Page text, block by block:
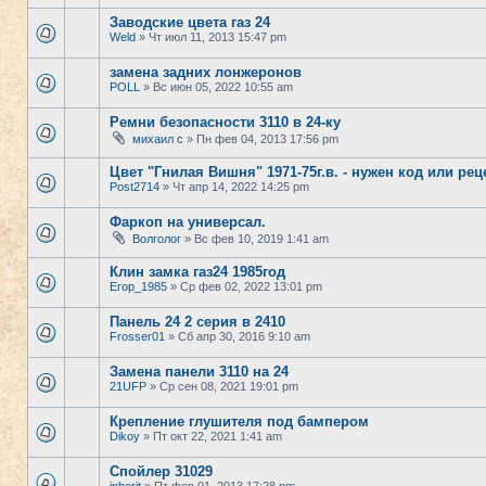
Заводские цвета газ 24
Weld » Чт июл 11, 2013 15:47 pm
замена задних лонжеронов
POLL » Вс июн 05, 2022 10:55 am
Ремни безопасности 3110 в 24-ку
михаил с » Пн фев 04, 2013 17:56 pm
Цвет "Гнилая Вишня" 1971-75г.в. - нужен код или
Post2714 » Чт апр 14, 2022 14:25 pm
Фаркоп на универсал.
Волголог » Вс фев 10, 2019 1:41 am
Клин замка газ24 1985год
Егор_1985 » Ср фев 02, 2022 13:01 pm
Панель 24 2 серия в 2410
Frosser01 » Сб апр 30, 2016 9:10 am
Замена панели 3110 на 24
21UFP » Ср сен 08, 2021 19:01 pm
Крепление глушителя под бампером
Dikoy » Пт окт 22, 2021 1:41 am
Спойлер 31029